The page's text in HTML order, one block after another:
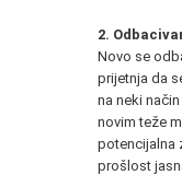
2.
Novo se
prijetnja da
na neki
novim teže
potencijalna
prošlost